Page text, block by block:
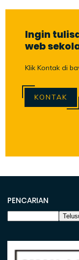
Ingin
web
Klik Kontak di
KONTAK
PENCARIAN